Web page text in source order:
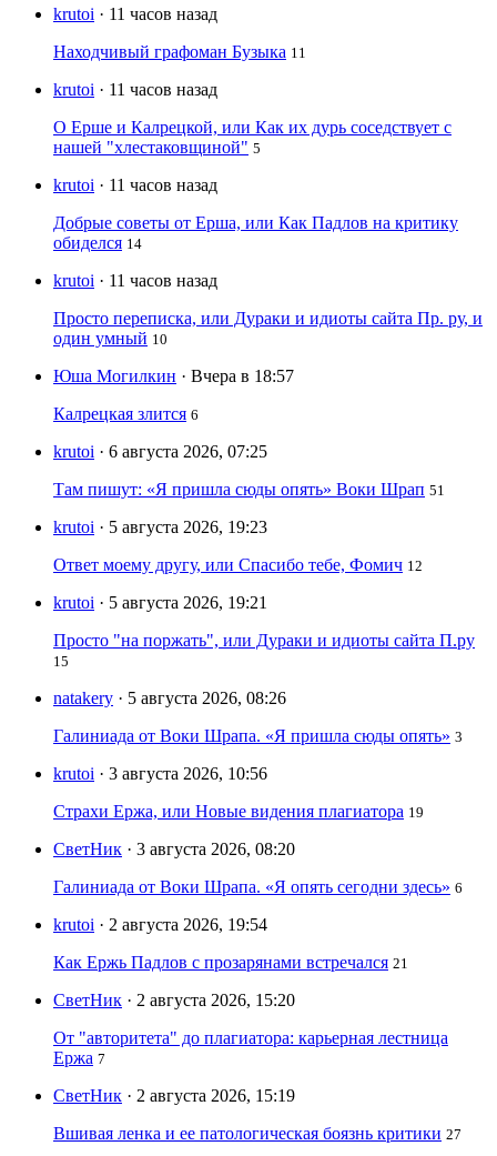
krutoi · 11 часов назад
Находчивый графоман Бузыка 11
krutoi · 11 часов назад
О Ерше и Калрецкой, или Как их дурь соседствует с
нашей "хлестаковщиной" 5
krutoi · 11 часов назад
Добрые советы от Ерша, или Как Падлов на критику
обиделся 14
krutoi · 11 часов назад
Просто переписка, или Дураки и идиоты сайта Пр. ру, и
один умный 10
Юша Могилкин · Вчера в 18:57
Калрецкая злится 6
krutoi · 6 августа 2026, 07:25
Там пишут: «Я пришла сюды опять» Воки Шрап 51
krutoi · 5 августа 2026, 19:23
Ответ моему другу, или Спасибо тебе, Фомич 12
krutoi · 5 августа 2026, 19:21
Просто "на поржать", или Дураки и идиоты сайта П.ру
15
natakery · 5 августа 2026, 08:26
Галиниада от Воки Шрапа. «Я пришла сюды опять» 3
krutoi · 3 августа 2026, 10:56
Страхи Ержа, или Новые видения плагиатора 19
СветНик · 3 августа 2026, 08:20
Галиниада от Воки Шрапа. «Я опять сегодни здесь» 6
krutoi · 2 августа 2026, 19:54
Как Ержь Падлов с прозарянами встречался 21
СветНик · 2 августа 2026, 15:20
От "авторитета" до плагиатора: карьерная лестница
Ержа 7
СветНик · 2 августа 2026, 15:19
Вшивая ленка и ее патологическая боязнь критики 27